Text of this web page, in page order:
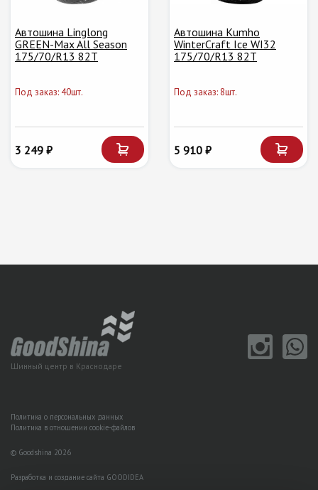
Автошина Linglong
GREEN-Max All Season
175/70/R13 82T
Под заказ: 40шт.
3 249 ₽
Автошина Kumho
WinterCraft Ice WI32
175/70/R13 82T
Под заказ: 8шт.
5 910 ₽
Шинный центр в Краснодаре
Политика о персональных данных
Политика в отношении cookie-файлов
© Goodshina 2026
Разработка и создание сайта GOODIDEA